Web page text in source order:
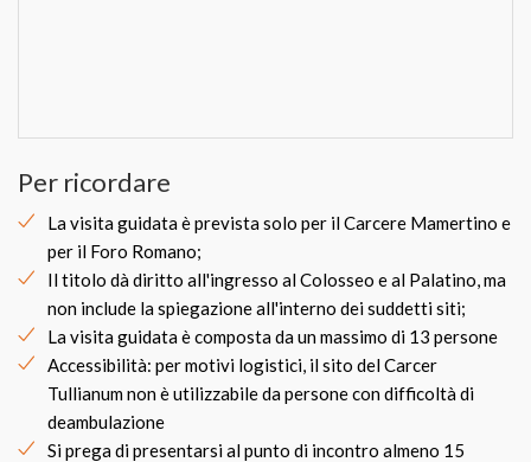
Per ricordare
La visita guidata è prevista solo per il Carcere Mamertino e
per il Foro Romano;
Il titolo dà diritto all'ingresso al Colosseo e al Palatino, ma
non include la spiegazione all'interno dei suddetti siti;
La visita guidata è composta da un massimo di 13 persone
Accessibilità: per motivi logistici, il sito del Carcer
Tullianum non è utilizzabile da persone con difficoltà di
deambulazione
Si prega di presentarsi al punto di incontro almeno 15